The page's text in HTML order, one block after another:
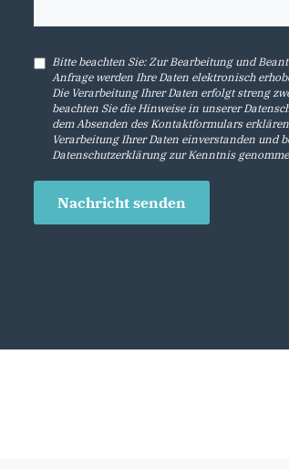
Bitte beachten Sie: Zur Bearbeitung und
Anfrage werden Ihre Daten elektronisch
Die Verarbeitung Ihrer Daten erfolgt streng
beachten Sie die Hinweise in unserer
dem Absenden des Kontaktformulars
Verarbeitung Ihrer Daten einverstanden und
Datenschutzerklärungzur Kenntnis
Nachricht senden